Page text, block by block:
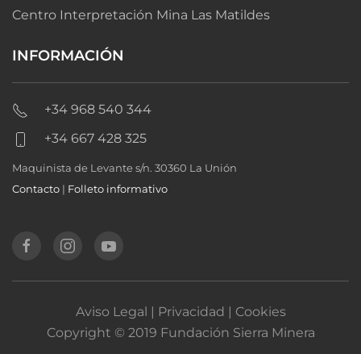
Centro Interpretación Mina Las Matildes
INFORMACIÓN
+34 968 540 344
+34 667 428 325
Maquinista de Levante s/n. 30360 La Unión
Contacto | Folleto informativo
Aviso Legal | Privacidad | Cookies
Copyright © 2019 Fundación Sierra Minera